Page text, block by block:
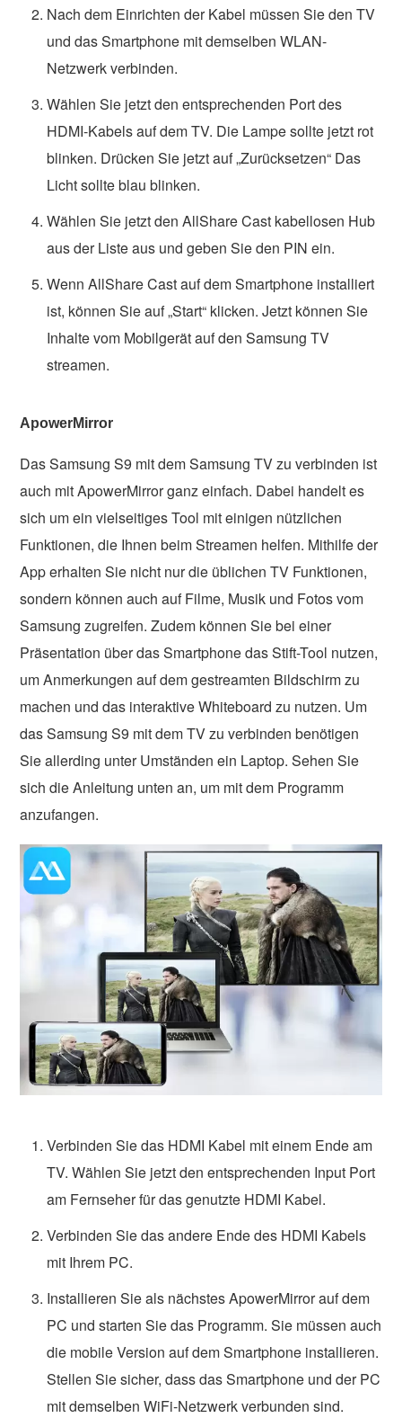
Nach dem Einrichten der Kabel müssen Sie den TV
und das Smartphone mit demselben WLAN-
Netzwerk verbinden.
Wählen Sie jetzt den entsprechenden Port des
HDMI-Kabels auf dem TV. Die Lampe sollte jetzt rot
blinken. Drücken Sie jetzt auf „Zurücksetzen“ Das
Licht sollte blau blinken.
Wählen Sie jetzt den AllShare Cast kabellosen Hub
aus der Liste aus und geben Sie den PIN ein.
Wenn AllShare Cast auf dem Smartphone installiert
ist, können Sie auf „Start“ klicken. Jetzt können Sie
Inhalte vom Mobilgerät auf den Samsung TV
streamen.
ApowerMirror
Das Samsung S9 mit dem Samsung TV zu verbinden ist
auch mit ApowerMirror ganz einfach. Dabei handelt es
sich um ein vielseitiges Tool mit einigen nützlichen
Funktionen, die Ihnen beim Streamen helfen. Mithilfe der
App erhalten Sie nicht nur die üblichen TV Funktionen,
sondern können auch auf Filme, Musik und Fotos vom
Samsung zugreifen. Zudem können Sie bei einer
Präsentation über das Smartphone das Stift-Tool nutzen,
um Anmerkungen auf dem gestreamten Bildschirm zu
machen und das interaktive Whiteboard zu nutzen. Um
das Samsung S9 mit dem TV zu verbinden benötigen
Sie allerding unter Umständen ein Laptop. Sehen Sie
sich die Anleitung unten an, um mit dem Programm
anzufangen.
Verbinden Sie das HDMI Kabel mit einem Ende am
TV. Wählen Sie jetzt den entsprechenden Input Port
am Fernseher für das genutzte HDMI Kabel.
Verbinden Sie das andere Ende des HDMI Kabels
mit Ihrem PC.
Installieren Sie als nächstes ApowerMirror auf dem
PC und starten Sie das Programm. Sie müssen auch
die mobile Version auf dem Smartphone installieren.
Stellen Sie sicher, dass das Smartphone und der PC
mit demselben WiFi-Netzwerk verbunden sind.